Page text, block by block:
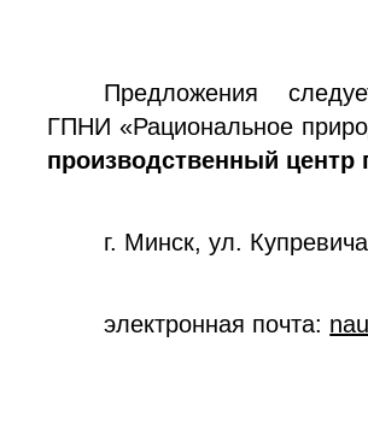
Предложения
ГПНИ «Рациональное
производственный центр
г. Минск, ул.
электронная почта: